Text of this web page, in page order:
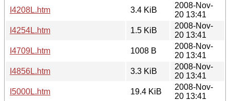
I4208L.htm
3.4 KiB
2008-Nov-
20 13:41
I4254L.htm
1.5 KiB
2008-Nov-
20 13:41
I4709L.htm
1008 B
2008-Nov-
20 13:41
I4856L.htm
3.3 KiB
2008-Nov-
20 13:41
I5000L.htm
19.4 KiB
2008-Nov-
20 13:41